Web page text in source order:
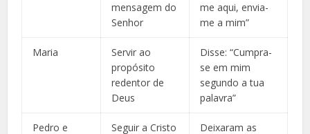
mensagem do
Senhor
me aqui, envia-
me a mim”
Maria
Servir ao
propósito
redentor de
Deus
Disse: “Cumpra-
se em mim
segundo a tua
palavra”
Pedro e Seguir a Cristo Deixaram as